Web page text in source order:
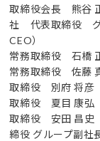
取締役会長 熊谷
社 代表取締役 グ
CEO）
常務取締役 石橋
常務取締役 佐藤
取締役 別府 将彦
取締役 夏目 康弘
取締役 安田 昌史
締役 グループ副社